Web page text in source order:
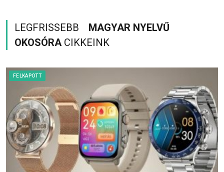
LEGFRISSEBB
MAGYAR NYELVŰ
OKOSÓRACIKKEINK
FELKAPOTT